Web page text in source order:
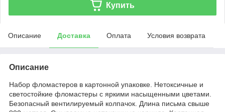
Купить
Описание Доставка Оплата Условия возврата
Описание
Набор фломастеров в картонной упаковке. Нетоксичные и
светостойкие фломастеры с яркими насыщенными цветами.
Безопасный вентилируемый колпачок. Длина письма свыше